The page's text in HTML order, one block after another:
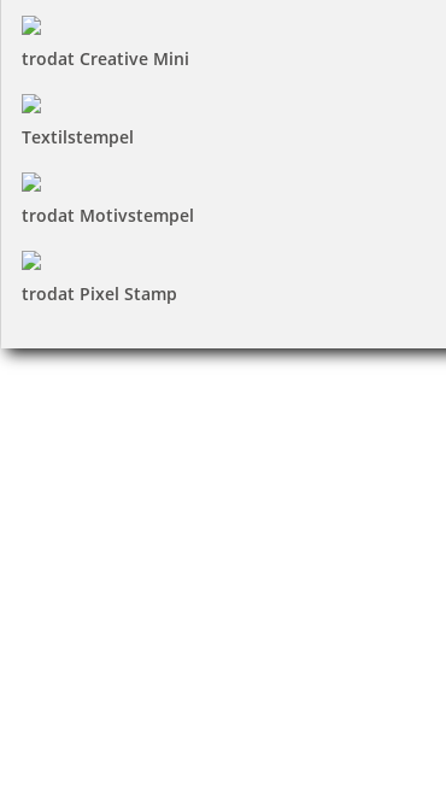
trodat Creative Mini
Textilstempel
trodat Motivstempel
trodat Pixel Stamp